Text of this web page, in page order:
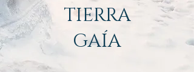
TIERRA
GAÍA